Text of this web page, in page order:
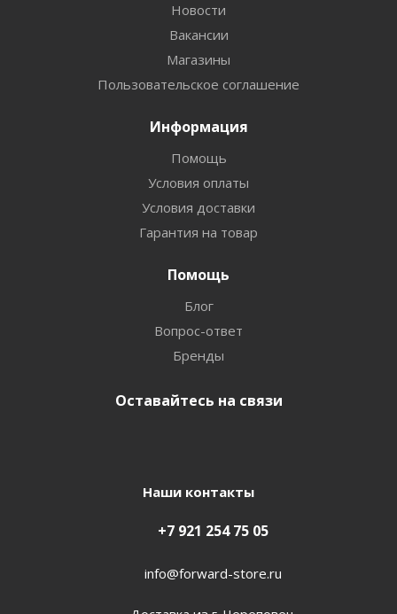
Новости
Вакансии
Магазины
Пользовательское соглашение
Информация
Помощь
Условия оплаты
Условия доставки
Гарантия на товар
Помощь
Блог
Вопрос-ответ
Бренды
Оставайтесь на связи
Наши контакты
+7 921 254 75 05
info@forward-store.ru